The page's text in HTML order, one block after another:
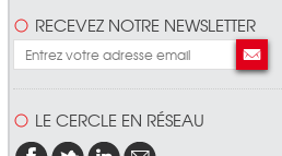
RECEVEZ NOTRE NEWSLETTER
LE CERCLE EN RÉSEAU